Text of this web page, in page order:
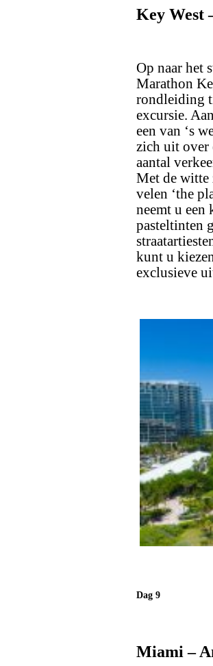
Key West
Op naar het
Marathon
rondleiding
excursie.
een van ‘s
zich uit over
aantal
Met de witte
velen ‘the
neemt u
pasteltinten
kunt u
exclusieve
Dag 9
Miami –